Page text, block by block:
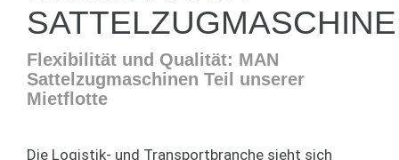
Flexibilität und Qualität: MAN
Sattelzugmaschinen Teil unserer
Mietflotte
Die Logistik- und Transportbranche sieht sich